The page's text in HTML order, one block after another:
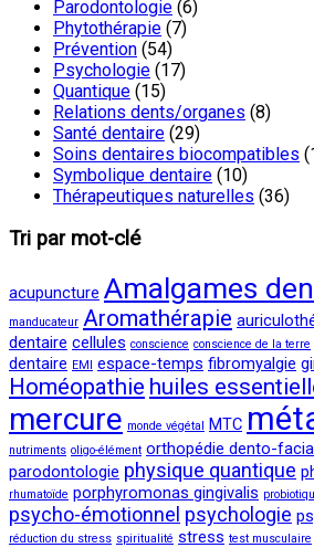
Parodontologie (6)
Phytothérapie (7)
Prévention (54)
Psychologie (17)
Quantique (15)
Relations dents/organes (8)
Santé dentaire (29)
Soins dentaires biocompatibles
Symbolique dentaire (10)
Thérapeutiques naturelles (36)
Tri par mot-clé
acupuncture Amalgames
manducateur Aromathérapie
dentaire cellules conscience conscience de la terre
dentaire EMI espace-temps fibromyalgie
Homéopathie huiles
mercure monde végétal MTC
nutriments oligo-élément orthopédie dento-
parodontologie physique quantique
rhumatoïde porphyromonas gingivalis
psycho-émotionnel psychologie
réduction du stress spiritualité stress test musculaire